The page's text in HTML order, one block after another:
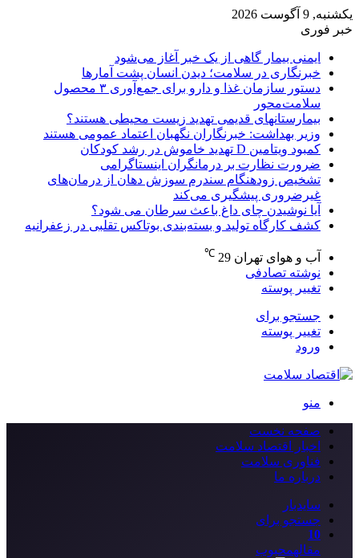
یکشنبه, 9 آگوست 2026
خبر فوری
ایمنی بیمار گاهی از یک خبر آغاز می‌شود
خبرنگاری در سلامت؛ دیدن انسان پشت آمارها
دستور سازمان غذا و دارو برای جمع‌آوری ۳ محصول
سلامت‌محور
بیمارستانهای قدیمی تهدید زیست محیطی هستند؟
وزیر بهداشت: خبرنگاران نگهبان اعتماد عمومی هستند
کمبود ویتامین D تهدید خاموش در رشد کودکان
ضرورت نظارت بر درمانگران اینستاگرامی
تشخیص زودهنگام سندرم سوزش دهان از درمان‌های
غیرضروری پیشگیری می‌کند
آیا نوشیدن چای داغ باعث سرطان می شود؟
کشف کارگاه تولید و بسته‌بندی بوتاکس تقلبی در زعفرانیه
آب و هوای تهران 29
℃
نوشته تصادفی
تغییر پوسته
جستجو برای
تغییر پوسته
ورود
منو
صفحه نخست
اخبار اقتصاد سلامت
فناوری سلامت
درباره ما
سایدبار
جستجو برای
10
مقالهمحبوب